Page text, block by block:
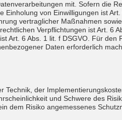
mit. Sofern die
von Einwilligungen ist
vertraglicher Maßnahmen
Verpflichtungen ist Art. 6
Art. 6 Abs. 1 lit. f DSGVO. Für den
Daten erforderlich
der
und Schwere des
dem Risiko angemessenes